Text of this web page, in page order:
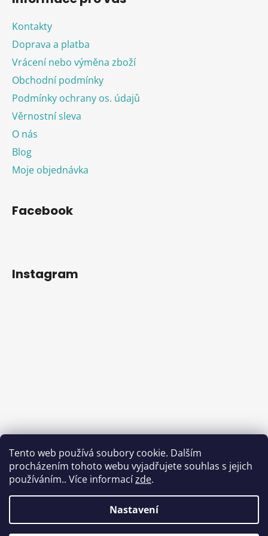
Tento web používá soubory cookie. Dalším
procházením tohoto webu vyjadřujete souhlas s jejich
používáním.. Více informacízde.
Nastavení
Kontakty
Doprava a platba
Vrácení nebo výměna zboží
Obchodní podmínky
Podmínky ochrany os. údajů
Věrnostní sleva
O nás
Blog
Moje objednávka
Facebook
Instagram